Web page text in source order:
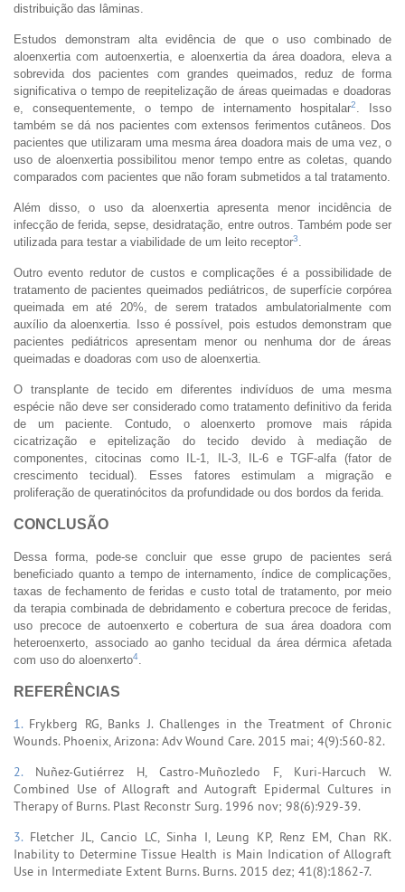
distribuição das lâminas.
Estudos demonstram alta evidência de que o uso combinado de
aloenxertia com autoenxertia, e aloenxertia da área doadora, eleva a
sobrevida dos pacientes com grandes queimados, reduz de forma
significativa o tempo de reepitelização de áreas queimadas e doadoras
e, consequentemente, o tempo de internamento hospitalar2
. Isso
também se dá nos pacientes com extensos ferimentos cutâneos. Dos
pacientes que utilizaram uma mesma área doadora mais de uma vez, o
uso de aloenxertia possibilitou menor tempo entre as coletas, quando
comparados com pacientes que não foram submetidos a tal tratamento.
Além disso, o uso da aloenxertia apresenta menor incidência de
infecção de ferida, sepse, desidratação, entre outros. Também pode ser
utilizada para testar a viabilidade de um leito receptor3
Outro evento redutor de custos e complicações é a possibilidade de
tratamento de pacientes queimados pediátricos, de superfície corpórea
queimada em até 20%, de serem tratados ambulatorialmente com
auxílio da aloenxertia. Isso é possível, pois estudos demonstram que
pacientes pediátricos apresentam menor ou nenhuma dor de áreas
queimadas e doadoras com uso de aloenxertia.
O transplante de tecido em diferentes indivíduos de uma mesma
espécie não deve ser considerado como tratamento definitivo da ferida
de um paciente. Contudo, o aloenxerto promove mais rápida
cicatrização e epitelização do tecido devido à mediação de
componentes, citocinas como IL-1, IL-3, IL-6 e TGF-alfa (fator de
crescimento tecidual). Esses fatores estimulam a migração e
proliferação de queratinócitos da profundidade ou dos bordos da ferida.
CONCLUSÃO
Dessa forma, pode-se concluir que esse grupo de pacientes será
beneficiado quanto a tempo de internamento, índice de complicações,
taxas de fechamento de feridas e custo total de tratamento, por meio
da terapia combinada de debridamento e cobertura precoce de feridas,
uso precoce de autoenxerto e cobertura de sua área doadora com
heteroenxerto, associado ao ganho tecidual da área dérmica afetada
com uso do aloenxerto4
REFERÊNCIAS
1. Frykberg RG, Banks J. Challenges in the Treatment of Chronic
Wounds. Phoenix, Arizona: Adv Wound Care. 2015 mai; 4(9):560-82.
2. Nuñez-Gutiérrez H, Castro-Muñozledo F, Kuri-Harcuch W.
Combined Use of Allograft and Autograft Epidermal Cultures in
Therapy of Burns. Plast Reconstr Surg. 1996 nov; 98(6):929-39.
3. Fletcher JL, Cancio LC, Sinha I, Leung KP, Renz EM, Chan RK.
Inability to Determine Tissue Health is Main Indication of Allograft
Use in Intermediate Extent Burns. Burns. 2015 dez; 41(8):1862-7.